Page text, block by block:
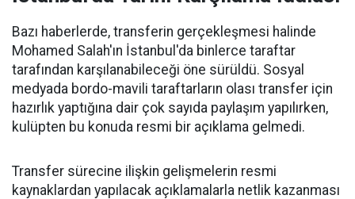
Bazı haberlerde, transferin gerçekleşmesi halinde
Mohamed Salah'ın İstanbul'da binlerce taraftar
tarafından karşılanabileceği öne sürüldü. Sosyal
medyada bordo-mavili taraftarların olası transfer için
hazırlık yaptığına dair çok sayıda paylaşım yapılırken,
kulüpten bu konuda resmi bir açıklama gelmedi.
Transfer sürecine ilişkin gelişmelerin resmi
kaynaklardan yapılacak açıklamalarla netlik kazanması